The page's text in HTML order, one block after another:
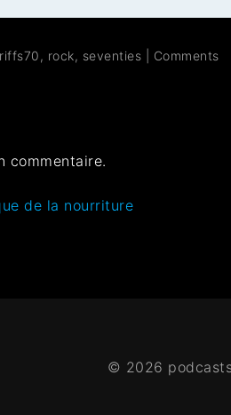
riffs70 , rock, seventies Comments
commentaire.
de la nourriture
© 2026